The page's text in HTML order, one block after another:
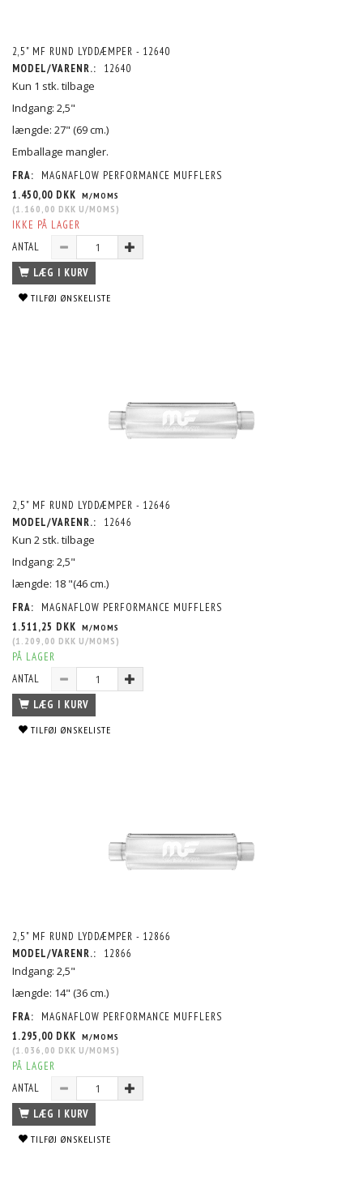
2,5" MF RUND LYDDÆMPER - 12640
MODEL/VARENR.:
12640
Kun 1 stk. tilbage
Indgang: 2,5"
længde: 27" (69 cm.)
Emballage mangler.
FRA:
MAGNAFLOW PERFORMANCE MUFFLERS
1.450,00 DKK M/MOMS
(1.160,00 DKK U/MOMS )
IKKE PÅ LAGER
ANTAL
LÆG I KURV
TILFØJ ØNSKELISTE
2,5" MF RUND LYDDÆMPER - 12646
MODEL/VARENR.:
12646
Kun 2 stk. tilbage
Indgang: 2,5"
længde: 18 "(46 cm.)
FRA:
MAGNAFLOW PERFORMANCE MUFFLERS
1.511,25 DKK M/MOMS
(1.209,00 DKK U/MOMS )
PÅ LAGER
ANTAL
LÆG I KURV
TILFØJ ØNSKELISTE
2,5" MF RUND LYDDÆMPER - 12866
MODEL/VARENR.:
12866
Indgang: 2,5"
længde: 14" (36 cm.)
FRA:
MAGNAFLOW PERFORMANCE MUFFLERS
1.295,00 DKK M/MOMS
(1.036,00 DKK U/MOMS )
PÅ LAGER
ANTAL
LÆG I KURV
TILFØJ ØNSKELISTE